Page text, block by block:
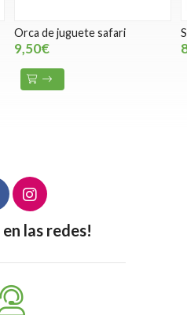
Orca de juguete safari
9,50€
en las redes!